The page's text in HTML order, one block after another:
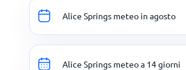
Alice Springs meteo in agosto
Alice Springs meteo a 14 giorni